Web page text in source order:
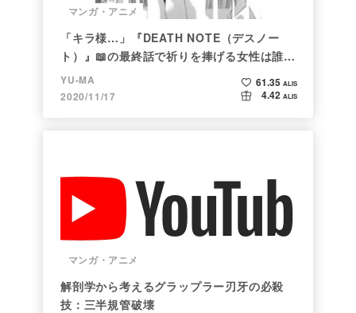
マンガ・アニメ
「キラ様…」『DEATH NOTE（デスノー
ト）』📖の最終話で祈りを捧げる女性は誰な
のか
YU-MA
2020/11/17
61.35 ALIS
4.42 ALIS
マンガ・アニメ
解剖学から考えるグラップラー刃牙の必殺
技：三半規管破壊